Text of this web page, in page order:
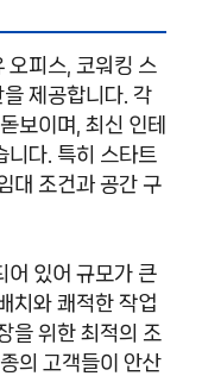
오피스, 코워킹 스
제공합니다. 각
보이며, 최신 인테
니다. 특히 스타트
대 조건과 공간 구
어 있어 규모가 큰
치와 쾌적한 작업
을 위한 최적의 조
의 고객들이 안산